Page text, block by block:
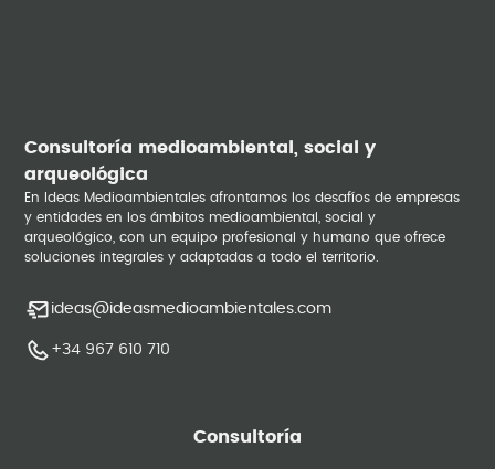
Consultoría medioambiental, social y
arqueológica
En Ideas Medioambientales afrontamos los desafíos de empresas
y entidades en los ámbitos medioambiental, social y
arqueológico, con un equipo profesional y humano que ofrece
soluciones integrales y adaptadas a todo el territorio.
ideas@ideasmedioambientales.com
+34 967 610 710
Consultoría